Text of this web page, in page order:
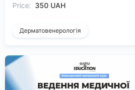
Price: 350 UAH
Дерматовенерологія